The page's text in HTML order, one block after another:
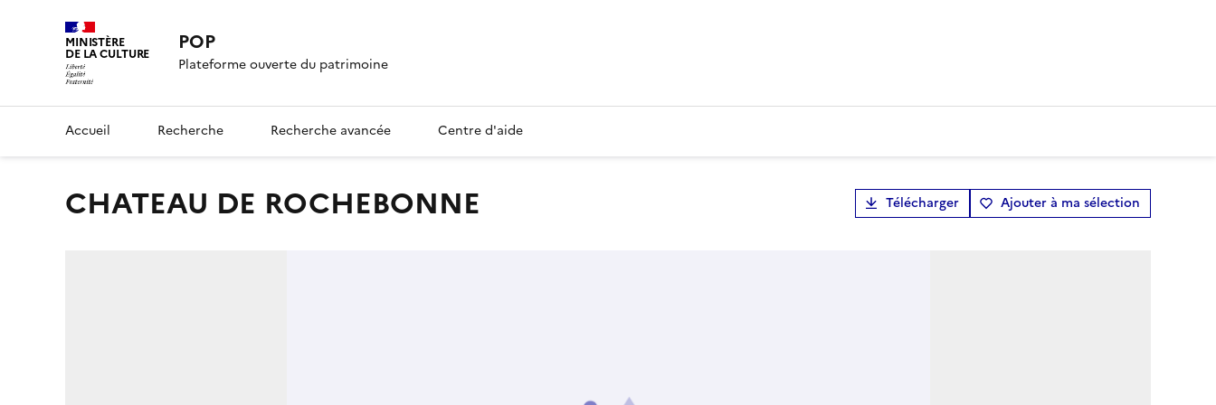
MINISTÈRE
DE LA CULTURE POP
Plateforme ouverte du patrimoine
Accueil Recherche Recherche avancée Centre d'aide
CHATEAU DE ROCHEBONNE Télécharger Ajouter à ma sélection